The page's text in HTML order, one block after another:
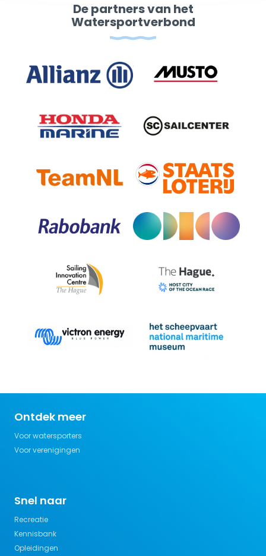
De partners van het
Watersportverbond
Ontdek meer
Voor watersporters
Voor verenigingen
Snel naar
Recreatie
Kennisbank
Opleidingen